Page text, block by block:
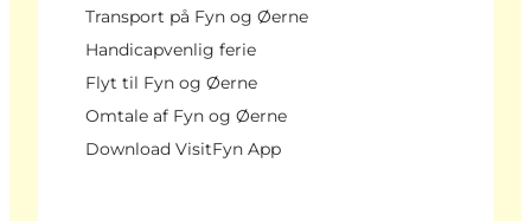
Transport på Fyn og Øerne
Handicapvenlig ferie
Flyt til Fyn og Øerne
Omtale af Fyn og Øerne
Download VisitFyn App